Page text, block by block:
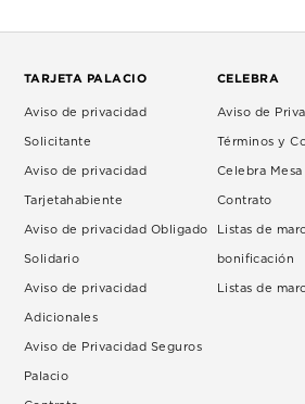
TARJETA PALACIO
Aviso de privacidad
Solicitante
Aviso de privacidad
Tarjetahabiente
Aviso de privacidad Obligado
Solidario
Aviso de privacidad
Adicionales
Aviso de Privacidad Seguros
Palacio
CELEBRA
Aviso de
Términos y
Celebra
Contrato
Listas de
bonificación
Listas de